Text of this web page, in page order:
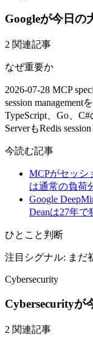
Googleが今日の
2 関連記事
なぜ重要か
2026-07-28 MCP
session management
TypeScript、Go、
ServerもRedis
今読む記事
MCPがセッシ
は通常の負荷
Google
Deanは27年で
ひとこと判断
注目シグナル: まだ
Cybersecurity
Cybersecurityが
2 関連記事